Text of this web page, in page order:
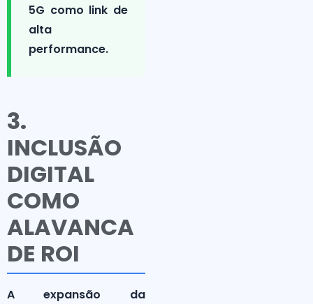
5G como link de
alta
performance.
3.
INCLUSÃO
DIGITAL
COMO
ALAVANCA
DE ROI
A expansão da